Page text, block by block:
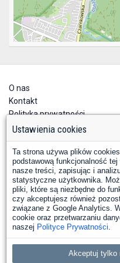
O nas
Kontakt
Polityka prywatności
Deklaracja dostępności
Copyright © 2026
Ustawienia cookies
Ta strona używa plików
podstawową funkcjonalność
nasze treści, zapisując i
statystyczne użytkownika.
pliki, które są niezbędne do
czy akceptujesz również
związane z Google Analytics.
cookie oraz przetwarzaniu
naszej Polityce Prywatności.
Akceptuj tylko